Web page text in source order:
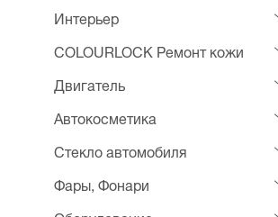
Интерьер
COLOURLOCK Ремонт кожи
Двигатель
Автокосметика
Стекло автомобиля
Фары, Фонари